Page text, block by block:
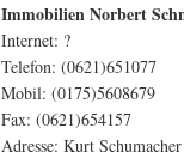
Immobilien Norbert
Internet: ?
Telefon: (0621)651077
Mobil: (0175)5608679
Fax: (0621)654157
Adresse: Kurt